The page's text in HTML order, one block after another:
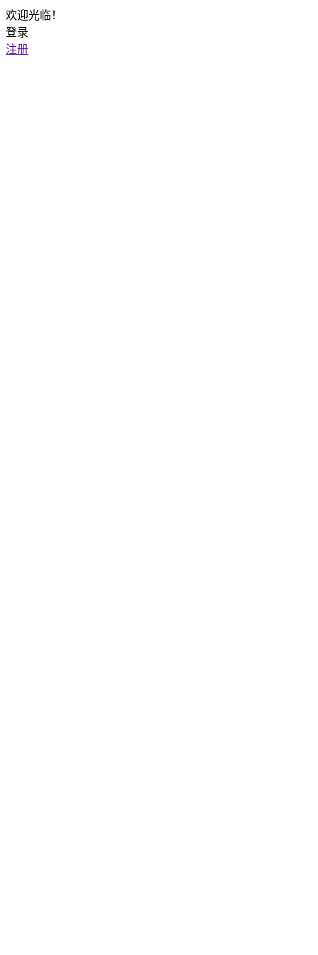
欢迎光临！
登录
注册